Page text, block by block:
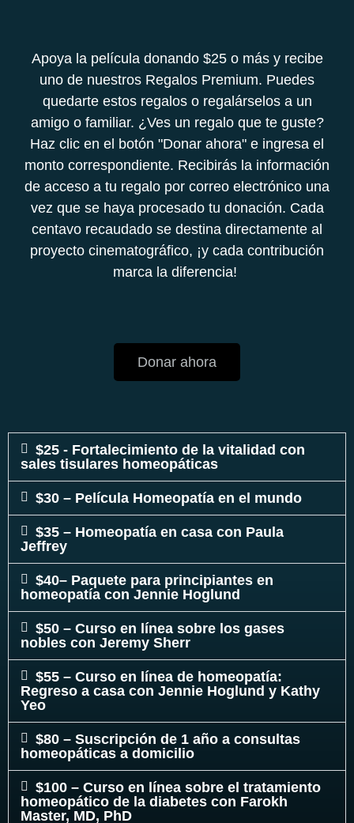
Apoya la película donando $25 o más y recibe
uno de nuestros Regalos Premium. Puedes
quedarte estos regalos o regalárselos a un
amigo o familiar. ¿Ves un regalo que te guste?
Haz clic en el botón "Donar ahora" e ingresa el
monto correspondiente. Recibirás la información
de acceso a tu regalo por correo electrónico una
vez que se haya procesado tu donación. Cada
centavo recaudado se destina directamente al
proyecto cinematográfico, ¡y cada contribución
marca la diferencia!
Donar ahora
$25 - Fortalecimiento de la vitalidad con
sales tisulares homeopáticas
$30 – Película Homeopatía en el mundo
$35 – Homeopatía en casa con Paula
Jeffrey
$40– Paquete para principiantes en
homeopatía con Jennie Hoglund
$50 – Curso en línea sobre los gases
nobles con Jeremy Sherr
$55 – Curso en línea de homeopatía:
Regreso a casa con Jennie Hoglund y Kathy
Yeo
$80 – Suscripción de 1 año a consultas
homeopáticas a domicilio
$100 – Curso en línea sobre el tratamiento
homeopático de la diabetes con Farokh
Master, MD, PhD